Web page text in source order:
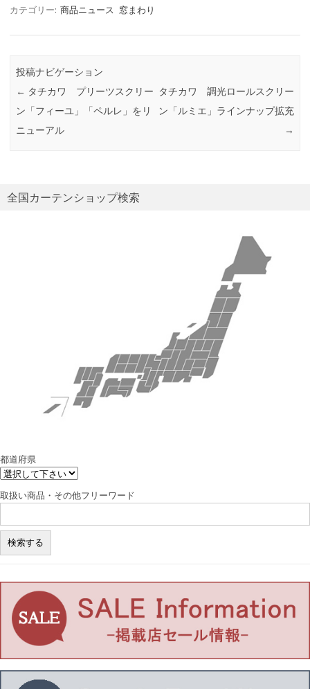
カテゴリー: 商品ニュース 窓まわり
投稿ナビゲーション
← タチカワ プリーツスクリー
ン「フィーユ」「ペルレ」をリ
ニューアル
タチカワ 調光ロールスクリー
ン「ルミエ」ラインナップ拡充
→
全国カーテンショップ検索
都道府県
取扱い商品・その他フリーワード